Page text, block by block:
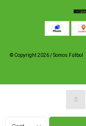
S
© Copyright 2026 / Somos Fútbol